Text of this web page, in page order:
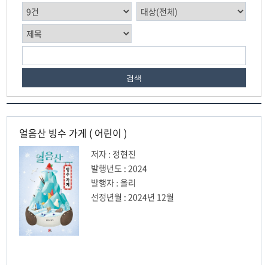
검색
얼음산 빙수 가게 ( 어린이 )
저자 : 정현진
발행년도 : 2024
발행자 : 올리
선정년월 : 2024년 12월